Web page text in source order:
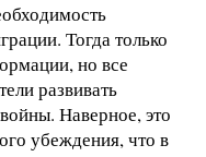
Тогда только
но все
развивать
Наверное, это
убеждения, что в